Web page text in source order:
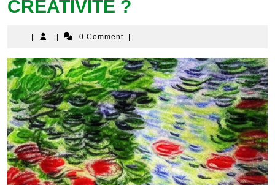
CREATIVITE ?
0 Comment